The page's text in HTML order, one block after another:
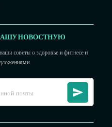
НОВОСТНУЮ
советы о здоровье и фитнесе и